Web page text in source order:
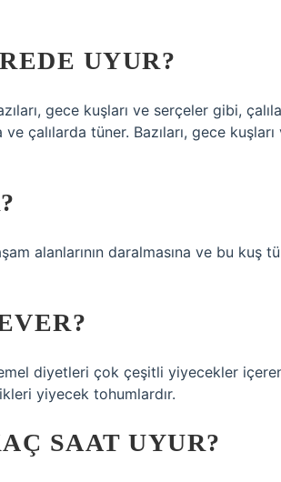
UYUR?
gece kuşları ve serçeler gibi,
çalılarda tüner. Bazıları, gece
alanlarının daralmasına ve bu kuş
diyetleri çok çeşitli yiyecekler
yiyecek tohumlardır.
SAAT UYUR?